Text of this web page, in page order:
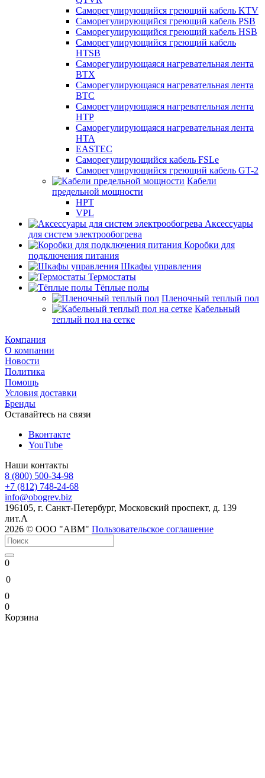
Саморегулирующийся греющий кабель KTV
Саморегулирующийся греющий кабель PSB
Саморегулирующийся греющий кабель HSB
Саморегулирующийся греющий кабель
HTSB
Саморегулирующаяся нагревательная лента
ВТХ
Саморегулирующаяся нагревательная лента
ВТС
Саморегулирующаяся нагревательная лента
НТР
Саморегулирующаяся нагревательная лента
НТА
EASTEC
Саморегулирующийся кабель FSLe
Саморегулирующийся греющий кабель GT-2
Кабели
предельной мощности
HPT
VPL
Аксессуары
для систем электрообогрева
Коробки для
подключения питания
Шкафы управления
Термостаты
Тёплые полы
Пленочный теплый пол
Кабельный
теплый пол на сетке
Компания
О компании
Новости
Политика
Помощь
Условия доставки
Бренды
Оставайтесь на связи
Вконтакте
YouTube
Наши контакты
8 (800) 500-34-98
+7 (812) 748-24-68
info@obogrev.biz
196105, г. Санкт-Петербург, Московский проспект, д. 139
лит.А
2026 © ООО "АВМ" Пользовательское соглашение
0
0
0
0
Корзина